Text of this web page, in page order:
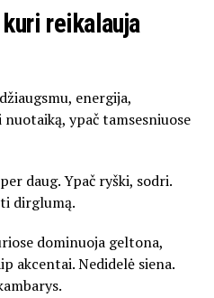
reikalauja
energija,
ypač tamsesniuose
daug. Ypač ryški, sodri.
dirglumą.
dominuoja geltona,
akcentai. Nedidelė siena.